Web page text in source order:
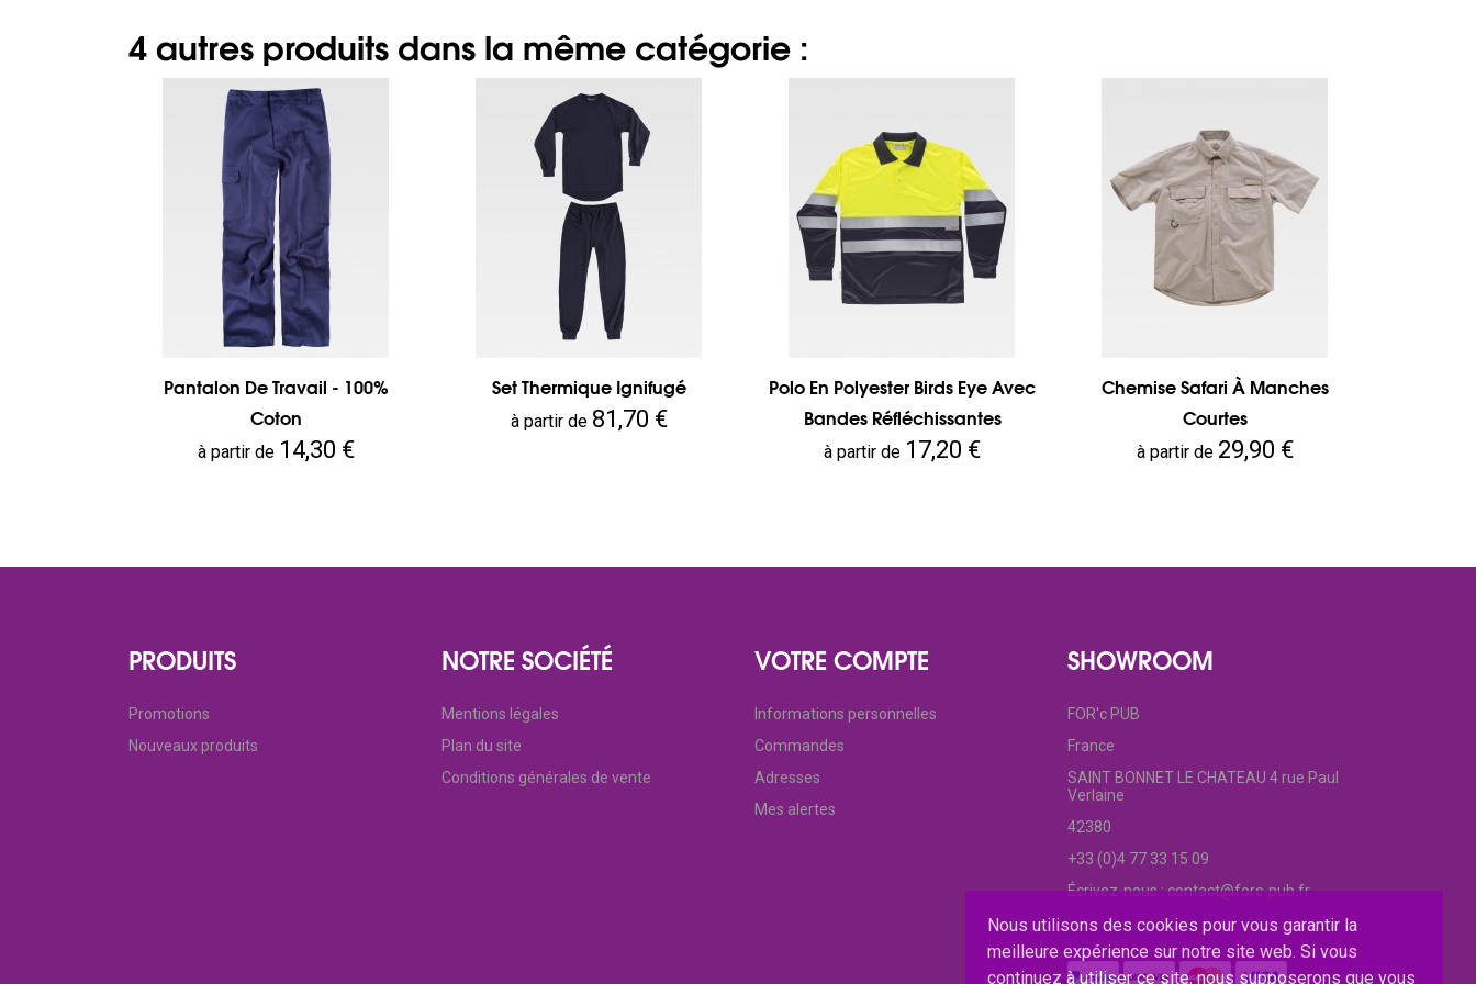
Nous utilisons des cookies pour vous garantir la
meilleure expérience sur notre site web. Si vous
continuez à utiliser ce site, nous supposerons que vous
4 autres produits dans la même catégorie :
Pantalon De Travail - 100%
Coton
Prix
à partir de 14,30 €
Set Thermique Ignifugé
Prix
à partir de 81,70 €
Polo En Polyester Birds Eye Avec
Bandes Réfléchissantes
Prix
à partir de 17,20 €
Chemise Safari À Manches
Courtes
Prix
à partir de 29,90 €
PRODUITS
Promotions
Nouveaux produits
NOTRE SOCIÉTÉ
Mentions légales
Plan du site
Conditions générales de vente
VOTRE COMPTE
Informations personnelles
Commandes
Adresses
Mes alertes
SHOWROOM
FOR'c PUB
France
SAINT BONNET LE CHATEAU 4 rue Paul
Verlaine
42380
+33 (0)4 77 33 15 09
Écrivez-nous :contact@forc-pub.fr